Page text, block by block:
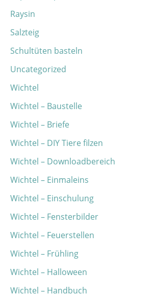
Raysin
Salzteig
Schultüten basteln
Uncategorized
Wichtel
Wichtel – Baustelle
Wichtel – Briefe
Wichtel – DIY Tiere filzen
Wichtel – Downloadbereich
Wichtel – Einmaleins
Wichtel – Einschulung
Wichtel – Fensterbilder
Wichtel – Feuerstellen
Wichtel – Frühling
Wichtel – Halloween
Wichtel – Handbuch